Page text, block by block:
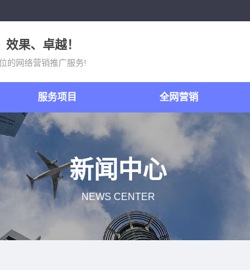
果、卓越！
的网络营销推广服务!
服务项目 全网营销
新闻中心
NEWS CENTER